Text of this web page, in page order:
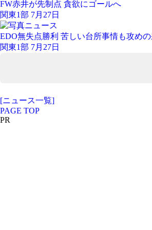
FW赤井が先制点 貪欲にゴールへ
関東1部 7月27日
EDO無失点勝利 苦しい台所事情も攻め
関東1部 7月27日
[ニュース一覧]
PAGE TOP
PR